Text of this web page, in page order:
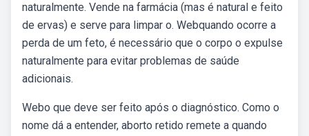
naturalmente. Vende na farmácia (mas é natural e feito
de ervas) e serve para limpar o. Webquando ocorre a
perda de um feto, é necessário que o corpo o expulse
naturalmente para evitar problemas de saúde
adicionais.
Webo que deve ser feito após o diagnóstico. Como o
nome dá a entender, aborto retido remete a quando